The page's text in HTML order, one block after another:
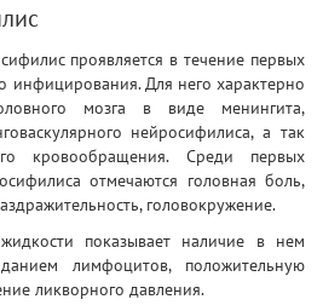
проявляется в течение первых
инфицирования. Для него характерно
мозга в виде менингита,
нейросифилиса, а так
кровообращения. Среди первых
отмечаются головная боль,
головокружение.
показывает наличие в нем
лимфоцитов, положительную
ликворного давления.